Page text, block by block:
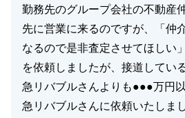
勤務先のグループ会社の不動産
先に営業に来るのですが、「仲
なるので是非査定させてほしい
を依頼しましたが、接道してい
急リバブルさんよりも●●●万円
急リバブルさんに依頼いたしまし